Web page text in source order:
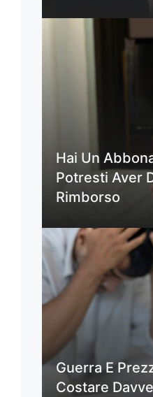
Hai Un
Potresti Aver
Rimborso
Guerra E
Costare